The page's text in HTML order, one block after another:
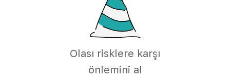
Olası risklere karşı
önlemini al